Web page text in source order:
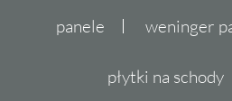
panele weninger
płytki na schody